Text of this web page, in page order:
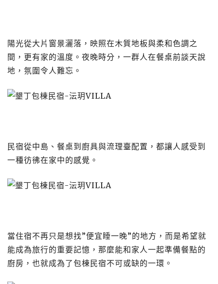
陽光從大片窗景灑落，映照在木質地板與柔和色調之
間，更有家的溫度。夜晚時分，一群人在餐桌前談天說
地，氛圍令人難忘。
民宿從中島、餐桌到廚具與流理臺配置，都讓人感受到
一種彷彿在家中的感覺。
當住宿不再只是想找”便宜睡一晚”的地方，而是希望就
能成為旅行的重要記憶，那麼能和家人一起準備餐點的
廚房，也就成為了包棟民宿不可或缺的一環。